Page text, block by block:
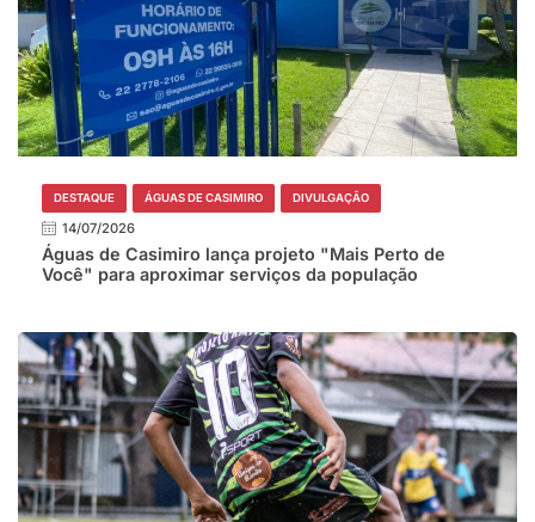
DESTAQUE ÁGUAS DE CASIMIRO DIVULGAÇÃO
14/07/2026
Águas de Casimiro lança projeto "Mais Perto de
Você" para aproximar serviços da população